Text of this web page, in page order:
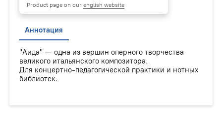
Product page on ourenglish website
Аннотация
"Аида" — одна из вершин оперного творчества
великого итальянского композитора.
Для концертно-педагогической практики и нотных
библиотек.